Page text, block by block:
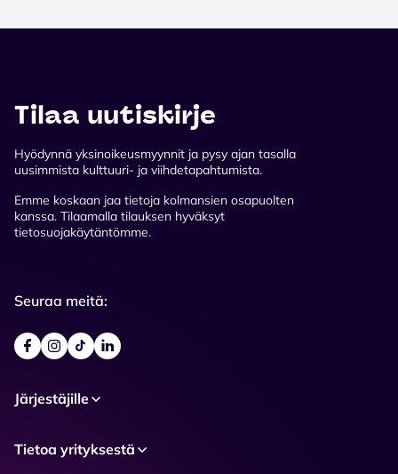
Tilaa uutiskirje
Hyödynnä yksinoikeusmyynnit ja pysy ajan tasalla
uusimmista kulttuuri- ja viihdetapahtumista.
Emme koskaan jaa tietoja kolmansien osapuolten
kanssa. Tilaamalla tilauksen hyväksyt
tietosuojakäytäntömme.
Seuraa meitä:
Järjestäjille
Tietoa yrityksestä